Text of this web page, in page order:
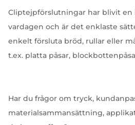
Cliptejpförslutningar har blivit en
vardagen och är det enklaste
enkelt försluta bröd, rullar eller
t.ex. platta påsar,
Har du frågor om tryck,
materialsammansättning,